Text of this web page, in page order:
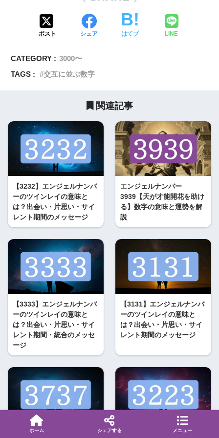
ポスト シェア はてブ LINE
CATEGORY : 3000〜
TAGS :
交互に並ぶ数字
関連記事
【3232】エンジェルナンバ
ーのツインレイの意味と
は？出会い・片思い・サイ
レント期間のメッセージ
エンジェルナンバー
3939【天が才能開花を助け
る】数字の意味と運勢を解
説
【3333】エンジェルナンバ
ーのツインレイの意味と
は？出会い・片思い・サイ
レント期間・統合のメッセ
ージ
【3131】エンジェルナンバ
ーのツインレイの意味と
は？出会い・片思い・サイ
レント期間のメッセージ
【3737】エンジェルナンバ 【3223】エンジェルナンバ
ホーム シェアする メニュー